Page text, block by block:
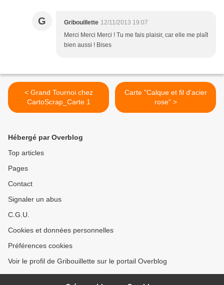
G Gribouillette 12/11/2013 19:07
Merci Merci Merci ! Tu me fais plaisir, car elle me plaît
bien aussi ! Bises
< Grand Tournoi chez
CartoScrap_Carte 1
Carte "Calque et fil d'acier
rose" >
Hébergé par Overblog
Top articles
Pages
Contact
Signaler un abus
C.G.U.
Cookies et données personnelles
Préférences cookies
Voir le profil de Gribouillette sur le portail Overblog